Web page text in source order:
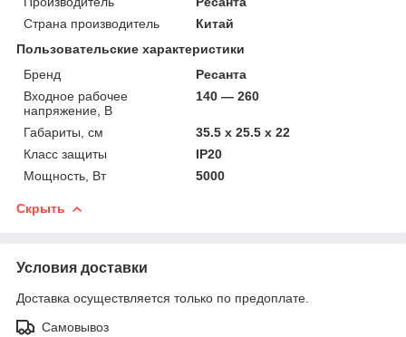
Страна производитель
Китай
Пользовательские характеристики
Бренд
Ресанта
Входное рабочее
напряжение, В
140 — 260
Габариты, см
35.5 х 25.5 х 22
Класс защиты
IP20
Мощность, Вт
5000
Скрыть
Условия доставки
Доставка осуществляется только по предоплате.
Самовывоз